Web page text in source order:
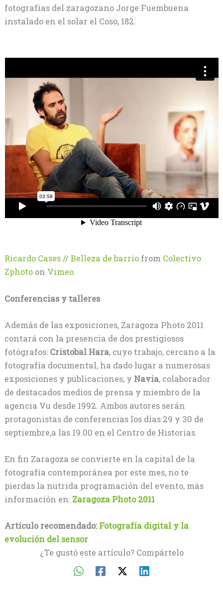
fotografías del zaragozano Jorge Fuembuena
instalado en el solar el Coso, 182.
Ricardo Cases // Belleza de barriofrom Colectivo
Zphotoon Vimeo.
Conferencias y talleres
Además de las exposiciones, Zaragoza Photo 2011
contará con la presencia de dos prestigiosos
fotógrafos: Cristobal Hara, cuyo trabajo, cercano a la
fotografía documental, ha dado lugar a numerosas
exposiciones y publicaciones, y Navia, colaborador
de destacados medios de prensa y miembro de la
agencia Vu desde 1992. Ambos autores serán
protagonistas de conferencias los días 29 y 30 de
septiembre,a las 19.00 en el Centro de Historias.
En fin Zaragoza se convierte en la capital de la
fotografía contemporánea por este mes, no te
pierdas la nutrida programación del evento, más
información en: Zaragoza Photo 2011
Artículo recomendado:Fotografía digital y la
evolución del sensor
¿Te gustó este artículo? Compártelo